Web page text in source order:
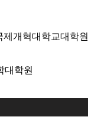
제개혁대학교대학원
대학원